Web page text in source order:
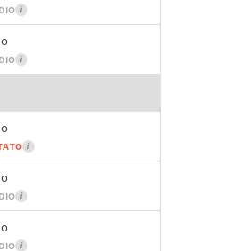
i
i
i
i
i